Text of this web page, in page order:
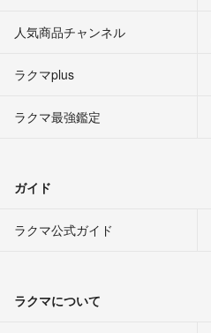
人気商品チャンネル
ラクマplus
ラクマ最強鑑定
ガイド
ラクマ公式ガイド
ラクマについて